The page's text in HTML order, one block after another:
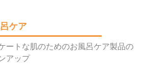
ケア
ートな肌のためのお風呂ケア製品の
アップ